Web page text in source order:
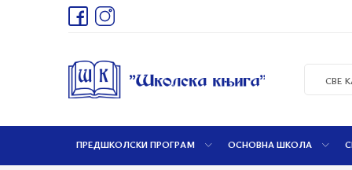
СВЕ
ПРЕДШКОЛСКИ ПРОГРАМ ОСНОВНА ШКОЛА